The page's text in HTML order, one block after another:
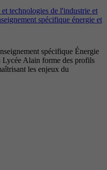
technologies de l'industrie et
spécifique énergie et
spécifique Énergie
Lycée Alain forme des profils
les enjeux du